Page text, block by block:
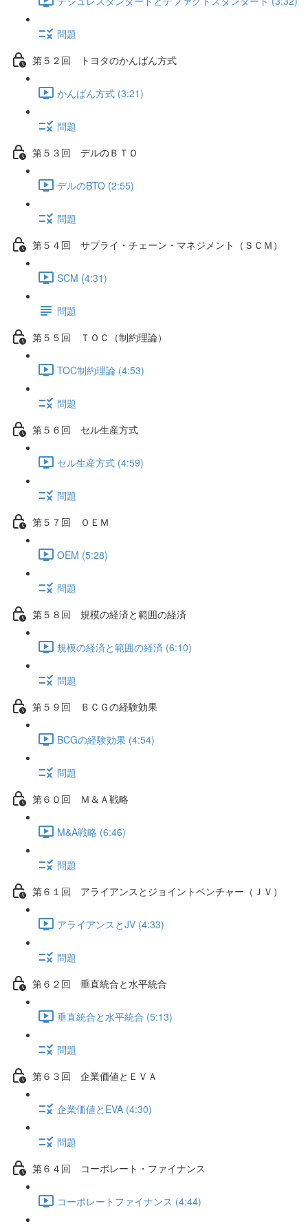
問題
第５２回 トヨタのかんばん方式
かんばん方式 (3:21)
問題
第５３回 デルのＢＴＯ
デルのBTO (2:55)
問題
第５４回 サプライ・チェーン・マネジメント（ＳＣＭ）
SCM (4:31)
問題
第５５回 ＴＯＣ（制約理論）
TOC制約理論 (4:53)
問題
第５６回 セル生産方式
セル生産方式 (4:59)
問題
第５７回 ＯＥＭ
OEM (5:28)
問題
第５８回 規模の経済と範囲の経済
規模の経済と範囲の経済 (6:10)
問題
第５９回 ＢＣＧの経験効果
BCGの経験効果 (4:54)
問題
第６０回 Ｍ＆Ａ戦略
M&A戦略 (6:46)
問題
第６１回 アライアンスとジョイントベンチャー（ＪＶ）
アライアンスとJV (4:33)
問題
第６２回 垂直統合と水平統合
垂直統合と水平統合 (5:13)
問題
第６３回 企業価値とＥＶＡ
企業価値とEVA (4:30)
問題
第６４回 コーポレート・ファイナンス
コーポレートファイナンス (4:44)